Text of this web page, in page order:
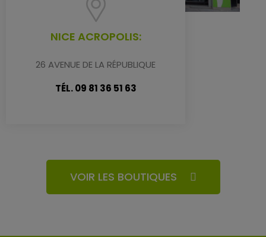
NICE ACROPOLIS:
26 AVENUE DE LA RÉPUBLIQUE
TÉL. 09 81 36 51 63
VOIR LES BOUTIQUES